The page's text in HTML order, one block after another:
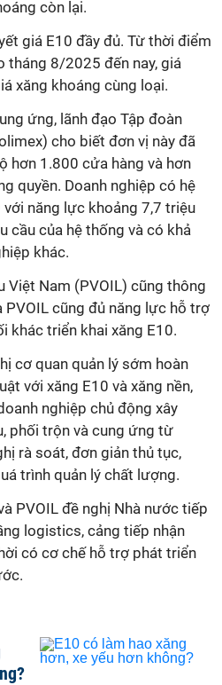
còn lại.
giá E10 đầy đủ. Từ thời điểm
tháng 8/2025 đến nay, giá
xăng khoáng cùng loại.
ứng, lãnh đạo Tập đoàn
cho biết đơn vị này đã
hơn 1.800 cửa hàng và hơn
quyền. Doanh nghiệp có hệ
năng lực khoảng 7,7 triệu
cầu của hệ thống và có khả
khác.
Việt Nam (PVOIL) cũng thông
cũng đủ năng lực hỗ trợ
khác triển khai xăng E10.
cơ quan quản lý sớm hoàn
với xăng E10 và xăng nền,
nghiệp chủ động xây
phối trộn và cung ứng từ
rà soát, đơn giản thủ tục,
trình quản lý chất lượng.
PVOIL đề nghị Nhà nước tiếp
logistics, cảng tiếp nhận
có cơ chế hỗ trợ phát triển